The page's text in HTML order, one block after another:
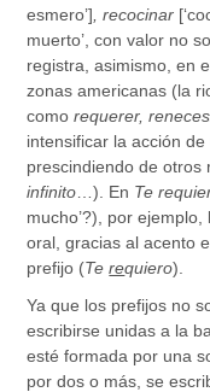
esmero’] , recocinar
muerto’, con valor no
registra, asimismo, en
zonas americanas (la
comorequerer,
intensificar la acción
prescindiendo de otros
infinito …). En Te
mucho’?), por
oral, gracias al acento
prefijo (Terequiero).
Ya que los prefijos no
escribirse unidas a la
esté formada por una
por dos o más, se